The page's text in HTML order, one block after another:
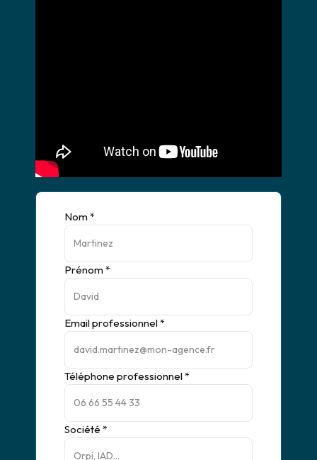
Nom *
Prénom *
Email professionnel *
Téléphone professionnel *
Société *